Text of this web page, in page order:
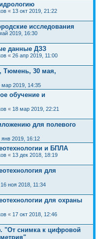
« 13 окт 2019, 21:22
исследования
2019, 16:30
данные ДЗЗ
« 26 апр 2019, 11:00
Тюмень, 30 мая,
мар 2019, 14:35
обучение и
« 18 мар 2019, 22:21
для полевого
янв 2019, 16:12
и БПЛА
« 13 дек 2018, 18:19
для
16 ноя 2018, 11:34
для охраны
« 17 окт 2018, 12:46
"От снимка к цифровой